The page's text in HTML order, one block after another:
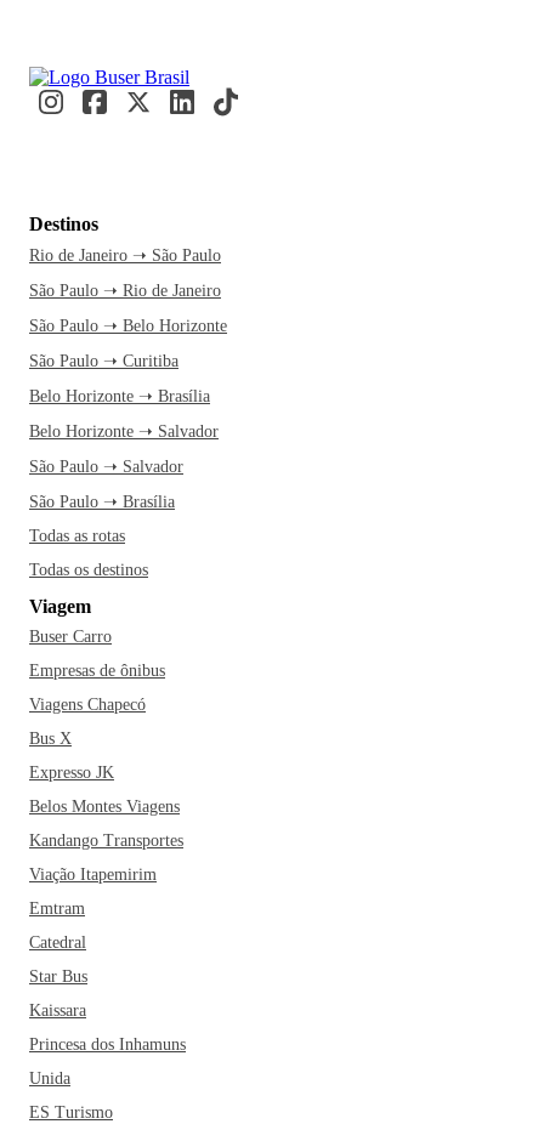
Destinos
Rio de Janeiro ➝ São Paulo
São Paulo ➝ Rio de Janeiro
São Paulo ➝ Belo Horizonte
São Paulo ➝ Curitiba
Belo Horizonte ➝ Brasília
Belo Horizonte ➝ Salvador
São Paulo ➝ Salvador
São Paulo ➝ Brasília
Todas as rotas
Todas os destinos
Viagem
Buser Carro
Empresas de ônibus
Viagens Chapecó
Bus X
Expresso JK
Belos Montes Viagens
Kandango Transportes
Viação Itapemirim
Emtram
Catedral
Star Bus
Kaissara
Princesa dos Inhamuns
Unida
ES Turismo